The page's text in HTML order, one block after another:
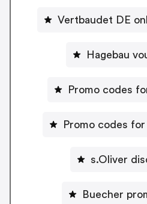
Vertbaudet DE
Hagebau
Promo codes
Promo codes
s.Oliver
Buecher